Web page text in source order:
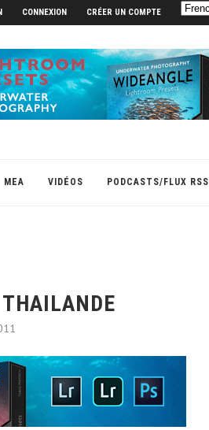
CONNEXION CRÉER UN COMPTE
MEA VIDÉOS PODCASTS/FLUX RSS
THAILANDE